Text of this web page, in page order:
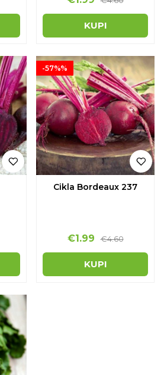
KUPI
-57%%
Cikla Bordeaux 237
€1.99 €4.60
KUPI